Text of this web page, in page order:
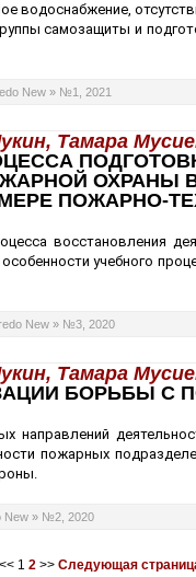
водоснабжение,
самозащиты и
New» №1, 2021
Тамара
ОХРАНЫ
ПОЖАРНО-
восстановления
учебного
New» №3, 2020
Тамара
БОРЬБЫ С
направлений
пожарных
New» №2, 2020
<< 1 2 >> Следующая